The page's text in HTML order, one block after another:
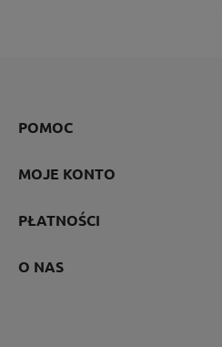
POMOC
MOJE KONTO
PŁATNOŚCI
O NAS